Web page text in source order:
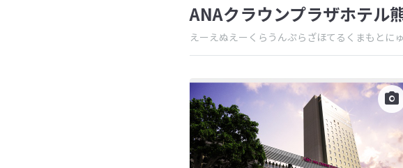
ANAクラウンプラザホテル
えーえぬえーくらうんぷらざほてるくまもとに